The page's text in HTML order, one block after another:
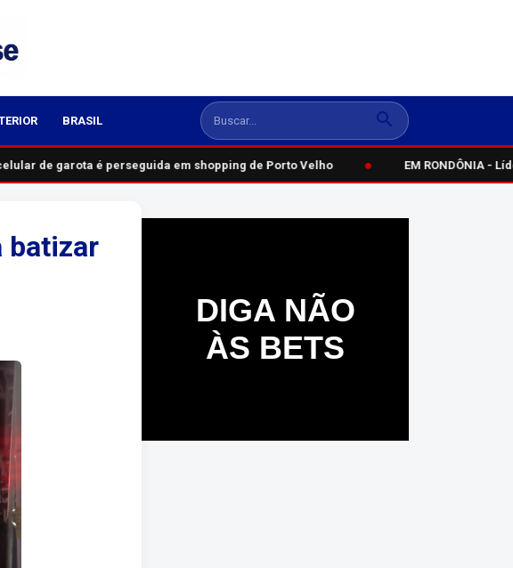
BRASIL
de garota é perseguida em shopping de Porto Velho EM RONDÔNIA -
batizar
DIGA NÃO
ÀS BETS